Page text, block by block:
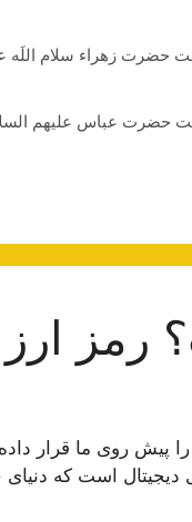
حضرت زهراء سلام اللَه
حضرت عباس علیهم
رمز ارز
پیش روی ما قرار
است که